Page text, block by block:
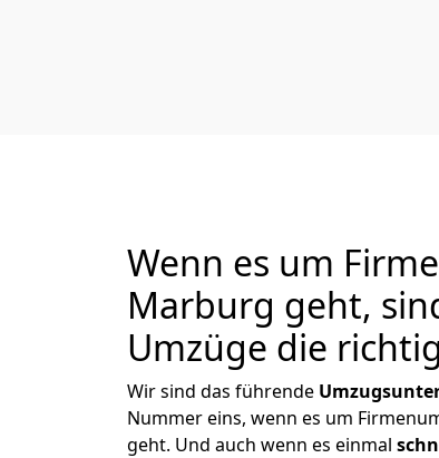
Wenn es um
Marburg geht,
Umzüge die
Wir sind das führende
Nummer eins, wenn es um
geht. Und auch wenn es einmal